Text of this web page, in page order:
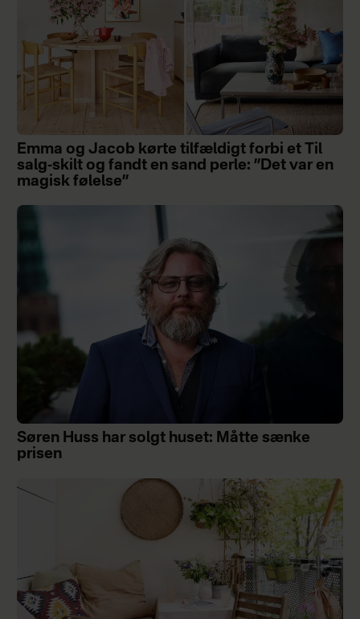
Emma og Jacob kørte tilfældigt forbi et Til
salg-skilt og fandt en sand perle: ”Det var en
magisk følelse”
Søren Huss har solgt huset: Måtte sænke
prisen